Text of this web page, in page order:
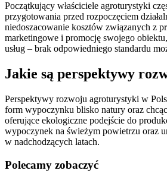
Początkujący właściciele agroturystyki
przygotowania przed rozpoczęciem
niedoszacowanie kosztów związanych z
marketingowe i promocję swojego
usług – brak odpowiedniego standardu
Jakie są perspektywy
Perspektywy rozwoju agroturystyki w
form wypoczynku blisko natury oraz
oferujące ekologiczne podejście do
wypoczynek na świeżym powietrzu oraz
w nadchodzących latach.
Polecamy zobaczyć